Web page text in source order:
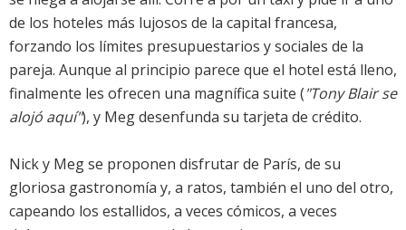
de los hoteles más lujosos de la capital francesa,
forzando los límites presupuestarios y sociales de la
pareja. Aunque al principio parece que el hotel está lleno,
finalmente les ofrecen una magnífica suite ("Tony Blair se
alojó aquí"), y Meg desenfunda su tarjeta de crédito.
Nick y Meg se proponen disfrutar de París, de su
gloriosa gastronomía y, a ratos, también el uno del otro,
capeando los estallidos, a veces cómicos, a veces